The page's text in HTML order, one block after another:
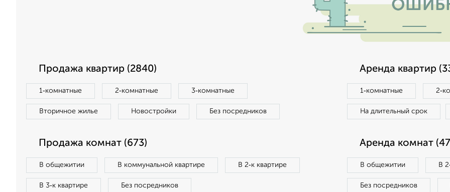
Продажа квартир (2840)
1‑комнатные 2‑комнатные 3‑комнатные
Вторичное жилье Новостройки Без посредников
Аренда квартир
1‑комнатные
На длительный срок
Продажа комнат (673)
В общежитии В коммунальной квартире В 2‑к квартире
В 3‑к квартире Без посредников
Аренда комнат
В общежитии В
Без посредников